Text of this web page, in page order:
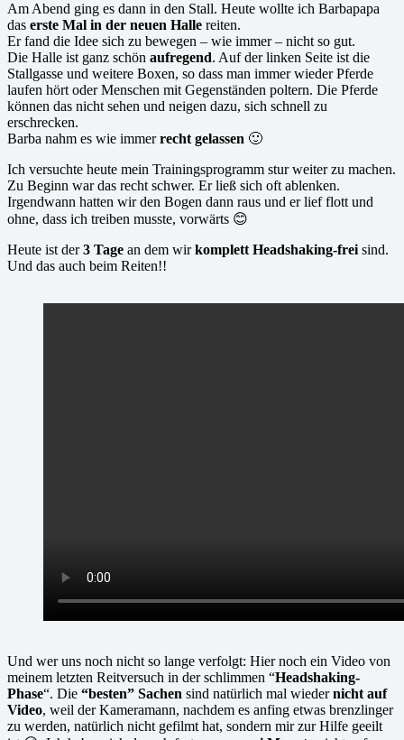
Am Abend ging es dann in den Stall. Heute wollte ich Barbapapa
das erste Mal in der neuen Halle reiten.
Er fand die Idee sich zu bewegen – wie immer – nicht so gut.
Die Halle ist ganz schön aufregend. Auf der linken Seite ist die
Stallgasse und weitere Boxen, so dass man immer wieder Pferde
laufen hört oder Menschen mit Gegenständen poltern. Die Pferde
können das nicht sehen und neigen dazu, sich schnell zu
erschrecken.
Barba nahm es wie immerrecht gelassen 🙂
Ich versuchte heute mein Trainingsprogramm stur weiter zu machen.
Zu Beginn war das recht schwer. Er ließ sich oft ablenken.
Irgendwann hatten wir den Bogen dann raus und er lief flott und
ohne, dass ich treiben musste, vorwärts 😊
Heute ist der3 Tage an dem wirkomplett Headshaking-frei sind.
Und das auch beim Reiten!!
Und wer uns noch nicht so lange verfolgt: Hier noch ein Video von
meinem letzten Reitversuch in der schlimmen “Headshaking-
Phase“. Die “besten” Sachen sind natürlich mal wiedernicht auf
Video, weil der Kameramann, nachdem es anfing etwas brenzlinger
zu werden, natürlich nicht gefilmt hat, sondern mir zur Hilfe geeilt